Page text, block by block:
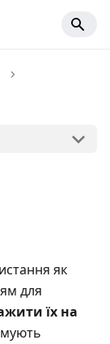
як
для
їх на